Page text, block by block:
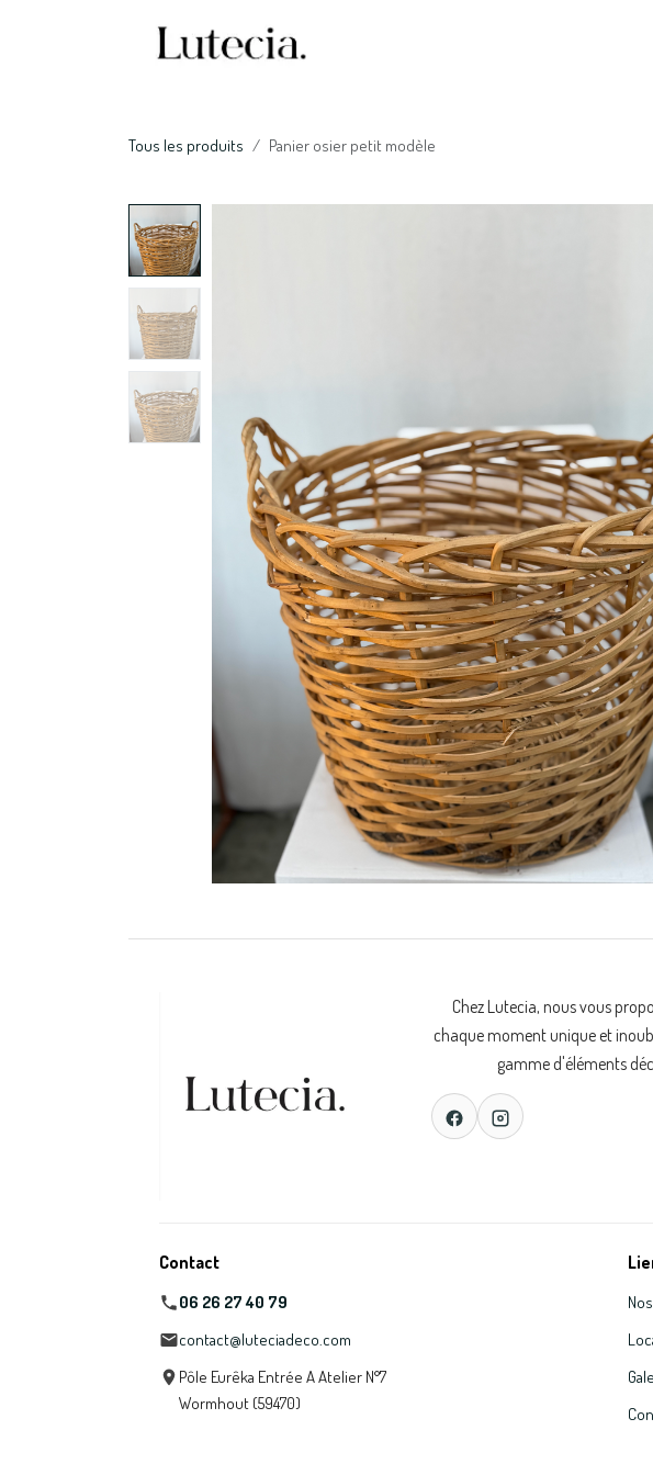
Tous les produits Panier osier petit modèle
Chez Lutecia, nous vous
chaque moment unique et
gamme d'éléments
Contact
06 26 27 40 79
contact@luteciadeco.com
Pôle Eurêka Entrée A Atelier N°7
Wormhout (59470)